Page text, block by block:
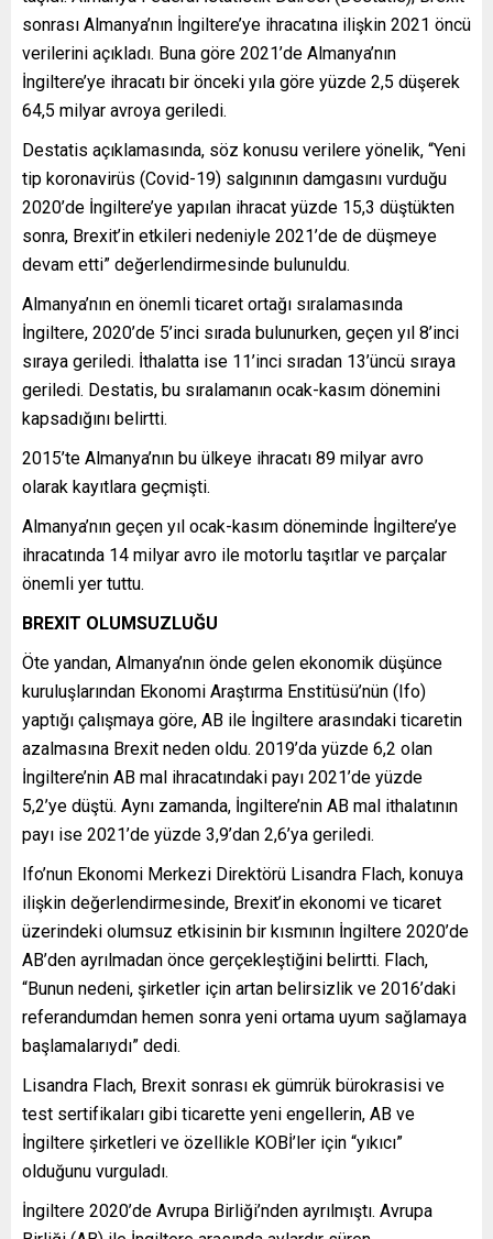
sonrası Almanya’nın İngiltere’ye ihracatına ilişkin 2021 öncü
verilerini açıkladı. Buna göre 2021’de Almanya’nın
İngiltere’ye ihracatı bir önceki yıla göre yüzde 2,5 düşerek
64,5 milyar avroya geriledi.
Destatis açıklamasında, söz konusu verilere yönelik, “Yeni
tip koronavirüs (Covid-19) salgınının damgasını vurduğu
2020’de İngiltere’ye yapılan ihracat yüzde 15,3 düştükten
sonra, Brexit’in etkileri nedeniyle 2021’de de düşmeye
devam etti” değerlendirmesinde bulunuldu.
Almanya’nın en önemli ticaret ortağı sıralamasında
İngiltere, 2020’de 5’inci sırada bulunurken, geçen yıl 8’inci
sıraya geriledi. İthalatta ise 11’inci sıradan 13’üncü sıraya
geriledi. Destatis, bu sıralamanın ocak-kasım dönemini
kapsadığını belirtti.
2015’te Almanya’nın bu ülkeye ihracatı 89 milyar avro
olarak kayıtlara geçmişti.
Almanya’nın geçen yıl ocak-kasım döneminde İngiltere’ye
ihracatında 14 milyar avro ile motorlu taşıtlar ve parçalar
önemli yer tuttu.
BREXIT OLUMSUZLUĞU
Öte yandan, Almanya’nın önde gelen ekonomik düşünce
kuruluşlarından Ekonomi Araştırma Enstitüsü’nün (Ifo)
yaptığı çalışmaya göre, AB ile İngiltere arasındaki ticaretin
azalmasına Brexit neden oldu. 2019’da yüzde 6,2 olan
İngiltere’nin AB mal ihracatındaki payı 2021’de yüzde
5,2’ye düştü. Aynı zamanda, İngiltere’nin AB mal ithalatının
payı ise 2021’de yüzde 3,9’dan 2,6’ya geriledi.
Ifo’nun Ekonomi Merkezi Direktörü Lisandra Flach, konuya
ilişkin değerlendirmesinde, Brexit’in ekonomi ve ticaret
üzerindeki olumsuz etkisinin bir kısmının İngiltere 2020’de
AB’den ayrılmadan önce gerçekleştiğini belirtti. Flach,
“Bunun nedeni, şirketler için artan belirsizlik ve 2016’daki
referandumdan hemen sonra yeni ortama uyum sağlamaya
başlamalarıydı” dedi.
Lisandra Flach, Brexit sonrası ek gümrük bürokrasisi ve
test sertifikaları gibi ticarette yeni engellerin, AB ve
İngiltere şirketleri ve özellikle KOBİ’ler için “yıkıcı”
olduğunu vurguladı.
İngiltere 2020’de Avrupa Birliği’nden ayrılmıştı. Avrupa